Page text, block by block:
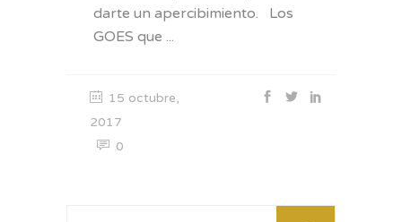
darte un apercibimiento. Los
GOES que
15 octubre,
2017
0